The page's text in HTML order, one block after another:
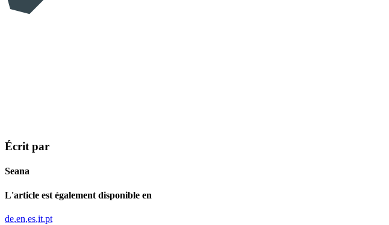
Écrit par
Seana
L'article est également disponible en
de en es it pt